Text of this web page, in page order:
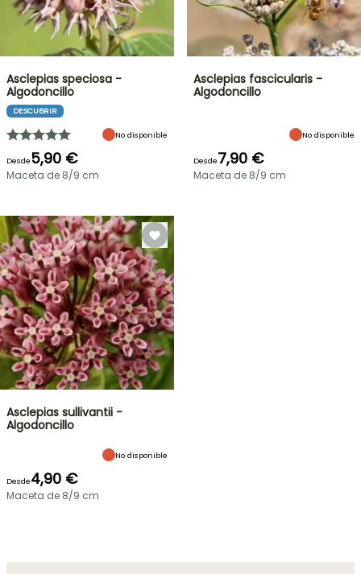
Asclepias speciosa -
Algodoncillo
DESCUBRIR
No disponible
Desde5,90 €
Maceta de 8/9 cm
Asclepias fascicularis -
Algodoncillo
No disponible
Desde7,90 €
Maceta de 8/9 cm
Asclepias sullivantii -
Algodoncillo
No disponible
Desde4,90 €
Maceta de 8/9 cm